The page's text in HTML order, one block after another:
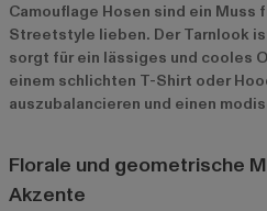
Camouflage Hosen sind ein Muss
Streetstyle lieben. Der Tarnlook
sorgt für ein lässiges und cooles
einem schlichten T-Shirt oder
auszubalancieren und einen
Florale und geometrische
Akzente